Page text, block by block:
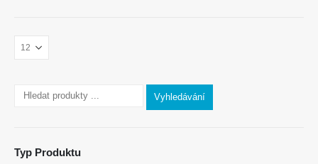
Vyhledávání
Typ Produktu
Kontaktujte nás
Tel:0086-371-67169097